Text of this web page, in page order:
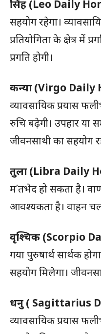
सिंह (Leo Daily
सहयोग रहेगा।
प्रतियोगिता के क्षेत्र में
प्रगति होगी।
कन्या (Virgo Daily
व्यावसायिक प्रयास
रुचि बढ़ेगी। उपहार या
जीवनसाथी का सहयोग
तुला (Libra Daily
म’तभेद हो सकता है।
आवश्यकता है। वाहन
वृश्चिक (Scorpio
गया पुरुषार्थ सार्थक
सहयोग मिलेगा।
धनु ( Sagittarius
व्यावसायिक प्रयास